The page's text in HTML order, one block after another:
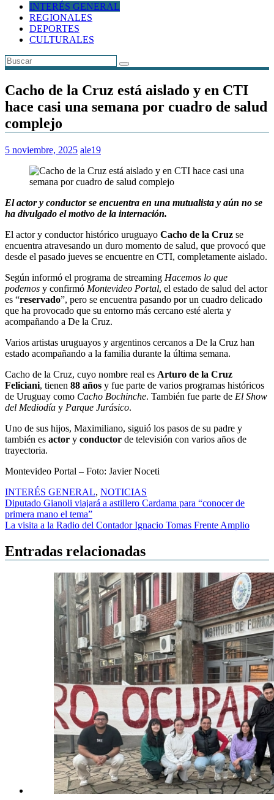
INTERÉS GENERAL
REGIONALES
DEPORTES
CULTURALES
Cacho de la Cruz está aislado y en CTI
hace casi una semana por cuadro de salud
complejo
5 noviembre, 2025 ale19
El actor y conductor se encuentra en una mutualista y aún no se
ha divulgado el motivo de la internación.
El actor y conductor histórico uruguayo Cacho de la Cruz se
encuentra atravesando un duro momento de salud, que provocó que
desde el pasado jueves se encuentre en CTI, completamente aislado.
Según informó el programa de streaming Hacemos lo que
podemos y confirmó Montevideo Portal, el estado de salud del actor
es “reservado”, pero se encuentra pasando por un cuadro delicado
que ha provocado que su entorno más cercano esté alerta y
acompañando a De la Cruz.
Varios artistas uruguayos y argentinos cercanos a De la Cruz han
estado acompañando a la familia durante la última semana.
Cacho de la Cruz, cuyo nombre real es Arturo de la Cruz
Feliciani, tienen 88 años y fue parte de varios programas históricos
de Uruguay como Cacho Bochinche. También fue parte de El Show
del Mediodía y Parque Jurásico.
Uno de sus hijos, Maximiliano, siguió los pasos de su padre y
también es actor y conductor de televisión con varios años de
trayectoria.
Montevideo Portal – Foto: Javier Noceti
INTERÉS GENERAL, NOTICIAS
Navegación
de
Diputado Gianoli viajará a astillero Cardama para “conocer de
primera mano el tema”
La visita a la Radio del Contador Ignacio Tomas Frente Amplio
Entradas relacionadas